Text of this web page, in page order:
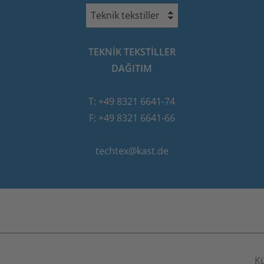
Teknik tekstiller
TEKNIK TEKSTILLER
DAĞITIM
T: +49 8321 6641-74
F: +49 8321 6641-66
techtex@kast.de